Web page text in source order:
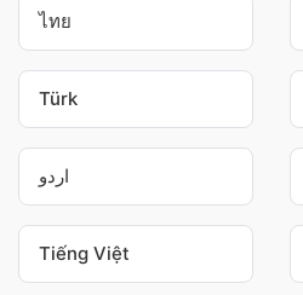
ไทย
Türk
اردو
Tiếng Việt